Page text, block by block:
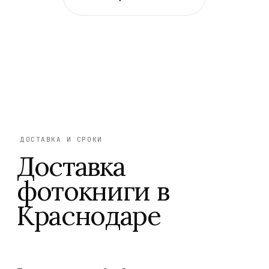
ДОСТАВКА И СРОКИ
Доставка
фотокниги в
Краснодаре